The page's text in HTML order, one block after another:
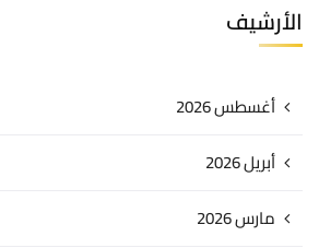
الأرشيف
أغسطس 2026
أبريل 2026
مارس 2026